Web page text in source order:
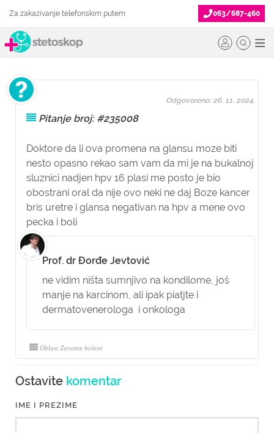
Za zakazivanje telefonskim putem 063/687-460
Pitanje broj: #235008
Doktore da li ova promena na glansu moze biti
nesto opasno rekao sam vam da mi je na bukalnoj
sluznici nadjen hpv 16 plasi me posto je bio
obostrani oral da nije ovo neki ne daj Boze kancer
bris uretre i glansa negativan na hpv a mene ovo
pecka i boli
Odgovoreno: 26. 11. 2024.
Prof. dr Đorđe Jevtović
ne vidim ništa sumnjivo na kondilome, još
manje na karcinom, ali ipak piatjte i
dermatovenerologa i onkologa
Oblast Zarazne bolesti
Ostavite komentar
IME I PREZIME